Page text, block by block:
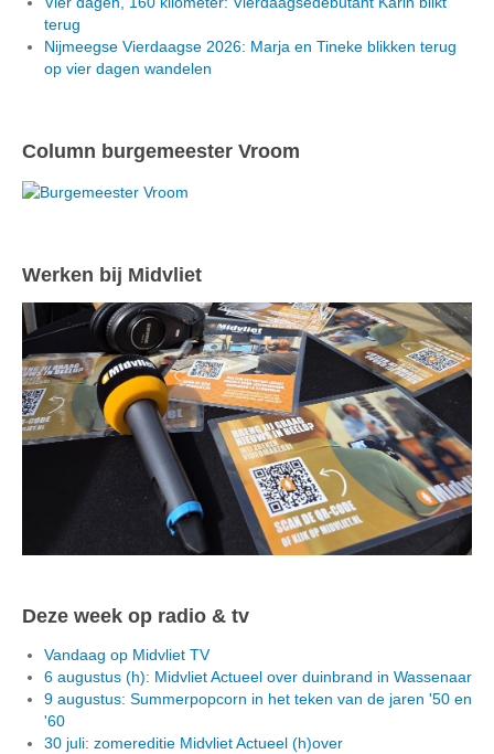
terug
Nijmeegse Vierdaagse 2026: Marja en Tineke blikken terug
op vier dagen wandelen
Column burgemeester Vroom
Werken bij Midvliet
Deze week op radio & tv
Vandaag op Midvliet TV
6 augustus (h): Midvliet Actueel over duinbrand in Wassenaar
9 augustus: Summerpopcorn in het teken van de jaren '50 en
'60
30 juli: zomereditie Midvliet Actueel (h)over